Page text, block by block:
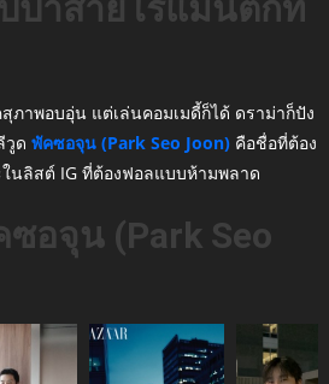
ป้าสายโรแมนติกที่
ภาพอบอุ่น แต่เล่นคอมเมดี้ก็ได้ ดราม่าก็ปัง
วูด พัคซอจุน (Park Seo Joon)คือชื่อที่ต้อง
นลิสต์ IG ที่ต้องฟอลแบบห้ามพลาด
อจุน (Park Seo